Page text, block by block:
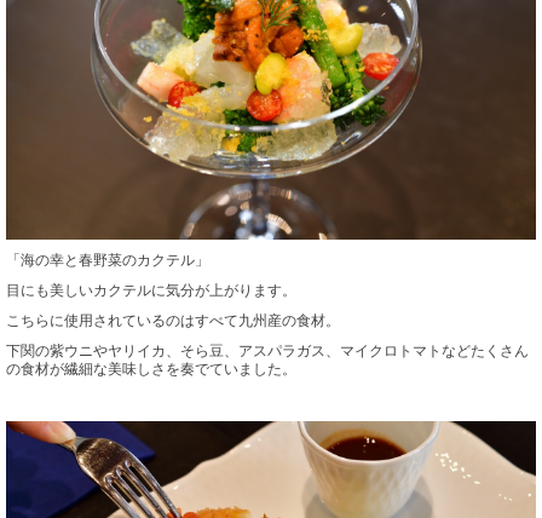
「海の幸と春野菜のカクテル」
目にも美しいカクテルに気分が上がります。
こちらに使用されているのはすべて九州産の食材。
下関の紫ウニやヤリイカ、そら豆、アスパラガス、マイクロトマトなどたくさん
の食材が繊細な美味しさを奏でていました。